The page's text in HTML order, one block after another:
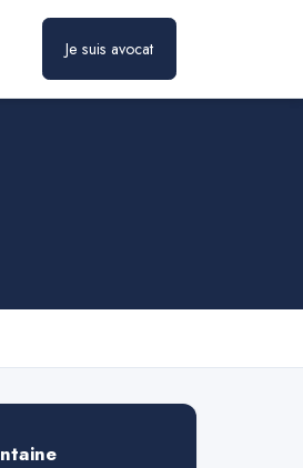
Je suis avocat
Prendre rendez-vous